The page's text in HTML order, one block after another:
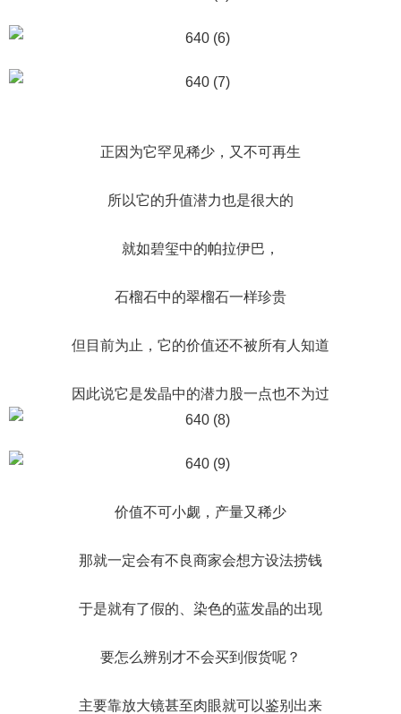
正因为它罕见稀少，又不可再生
所以它的升值潜力也是很大的
就如碧玺中的帕拉伊巴，
石榴石中的翠榴石一样珍贵
但目前为止，它的价值还不被所有人知道
因此说它是发晶中的潜力股一点也不为过
价值不可小觑，产量又稀少
那就一定会有不良商家会想方设法捞钱
于是就有了假的、染色的蓝发晶的出现
要怎么辨别才不会买到假货呢？
主要靠放大镜甚至肉眼就可以鉴别出来